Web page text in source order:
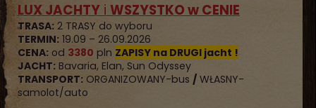
LUX JACHTY i WSZYSTKO wCENIE
TRASA: 2 TRASY do wyboru
TERMIN: 19.09 – 26.09.2026
CENA: od 3380 pln ZAPISY na DRUGI jacht !
JACHT: Bavaria, Elan, Sun Odyssey
TRANSPORT: ORGANIZOWANY-bus / WŁASNY-
samolot/auto